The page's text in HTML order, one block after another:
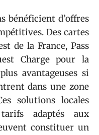
bénéficient d’offres
Des cartes
de la France, Pass
Charge pour la
avantageuses si
dans une zone
solutions locales
adaptés aux
constituer un